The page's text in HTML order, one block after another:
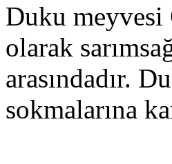
Duku meyvesi
olarak
arasındadır.
sokmalarına